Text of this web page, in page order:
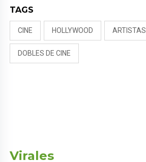
TAGS
CINE HOLLYWOOD ARTISTAS
DOBLES DE CINE
Virales